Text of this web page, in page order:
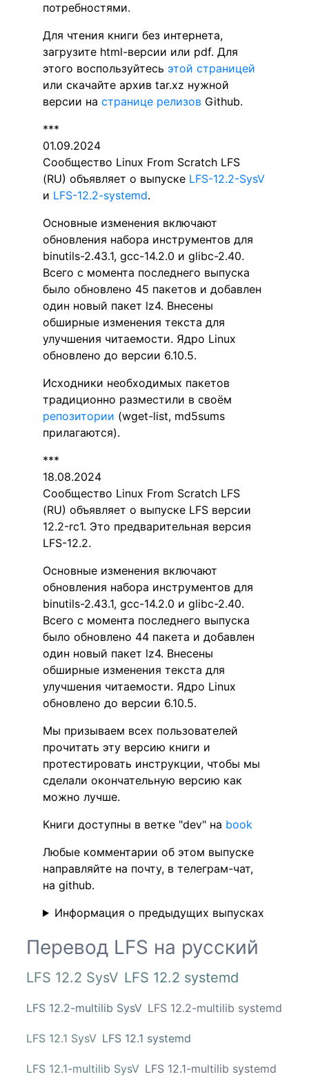
потребностями.
Для чтения книги без интернета,
загрузите html-версии или pdf. Для
этого воспользуйтесь этой страницей
или скачайте архив tar.xz нужной
версии на странице релизов Github.
***
01.09.2024
Сообщество Linux From Scratch LFS
(RU) объявляет о выпуске LFS-12.2-SysV
и LFS-12.2-systemd.
Основные изменения включают
обновления набора инструментов для
binutils-2.43.1, gcc-14.2.0 и glibc-2.40.
Всего с момента последнего выпуска
было обновлено 45 пакетов и добавлен
один новый пакет lz4. Внесены
обширные изменения текста для
улучшения читаемости. Ядро Linux
обновлено до версии 6.10.5.
Исходники необходимых пакетов
традиционно разместили в своём
репозитории (wget-list, md5sums
прилагаются).
***
18.08.2024
Сообщество Linux From Scratch LFS
(RU) объявляет о выпуске LFS версии
12.2-rc1. Это предварительная версия
LFS-12.2.
Основные изменения включают
обновления набора инструментов для
binutils-2.43.1, gcc-14.2.0 и glibc-2.40.
Всего с момента последнего выпуска
было обновлено 44 пакета и добавлен
один новый пакет lz4. Внесены
обширные изменения текста для
улучшения читаемости. Ядро Linux
обновлено до версии 6.10.5.
Мы призываем всех пользователей
прочитать эту версию книги и
протестировать инструкции, чтобы мы
сделали окончательную версию как
можно лучше.
Книги доступны в ветке "dev" на book
Любые комментарии об этом выпуске
направляйте на почту, в телеграм-чат,
на github.
Информация о предыдущих выпусках
Перевод LFS на русский
LFS 12.2 SysV LFS 12.2 systemd
LFS 12.2-multilib SysV LFS 12.2-multilib systemd
LFS 12.1 SysV LFS 12.1 systemd
LFS 12.1-multilib SysV LFS 12.1-multilib systemd